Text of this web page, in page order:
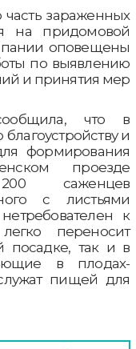
часть зараженных
на придомовой
оповещены
по выявлению
и принятия мер
что в
и
формирования
проезде
саженцев
с листьями
к
переносит
посадке, так и в
в плодах-
пищей для